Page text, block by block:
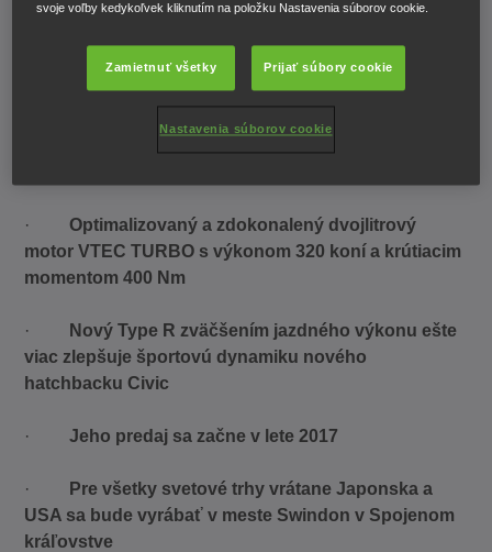
Jeho konštrukcia umožňuje
najpôsobivejšiu jazdu v segmente
·Optimalizovaný a zdokonalený dvojlitrový
motor VTEC TURBO s výkonom 320 koní a krútiacim
momentom 400 Nm
·
Nový Type R zväčšením jazdného výkonu ešte
viac zlepšuje športovú dynamiku nového
hatchbacku Civic
·Jeho predaj sa začne v lete 2017
·
Pre všetky svetové trhy vrátane Japonska a
USA sa bude vyrábať v meste Swindon v Spojenom
kráľovstve
svoje voľby kedykoľvek kliknutím na položku Nastavenia súborov cookie.
Zamietnuť všetky Prijať súbory cookie
Nastavenia súborov cookie